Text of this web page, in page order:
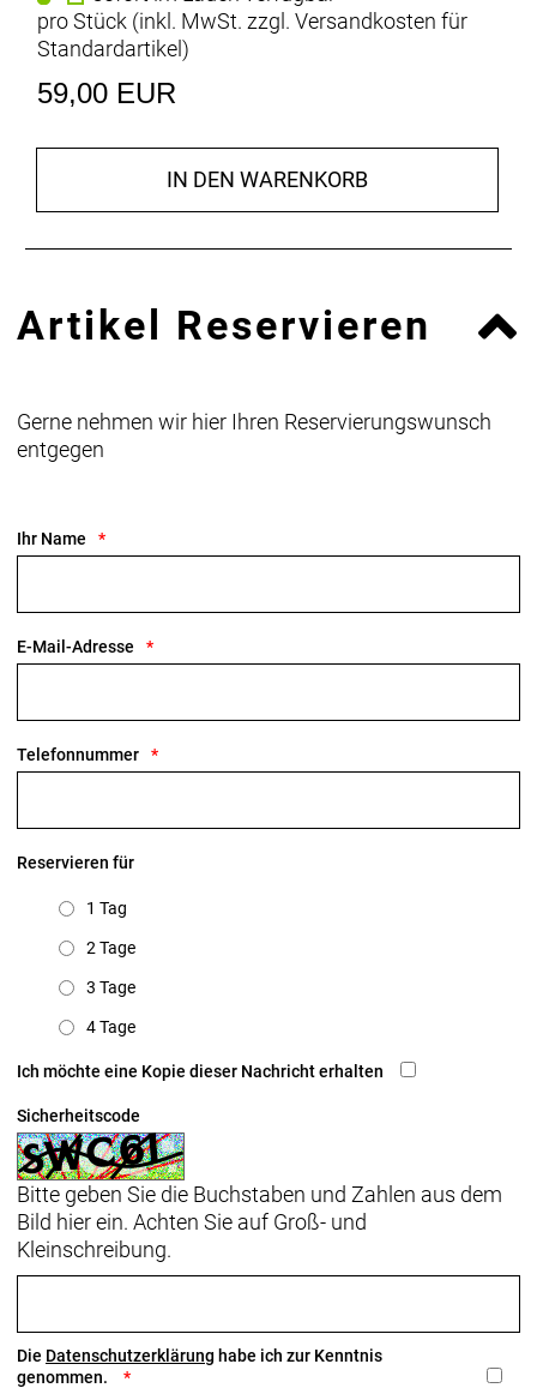
pro Stück (inkl. MwSt. zzgl. Versandkosten für
Standardartikel)
59,00 EUR
IN DEN WARENKORB
Artikel Reservieren
Gerne nehmen wir hier Ihren Reservierungswunsch
entgegen
Ihr Name
E-Mail-Adresse
Telefonnummer
Reservieren für
1 Tag
2 Tage
3 Tage
4 Tage
Ich möchte eine Kopie dieser Nachricht erhalten
Sicherheitscode
Bitte geben Sie die Buchstaben und Zahlen aus dem
Bild hier ein. Achten Sie auf Groß- und
Kleinschreibung.
Die Datenschutzerklärung habe ich zur Kenntnis
genommen.